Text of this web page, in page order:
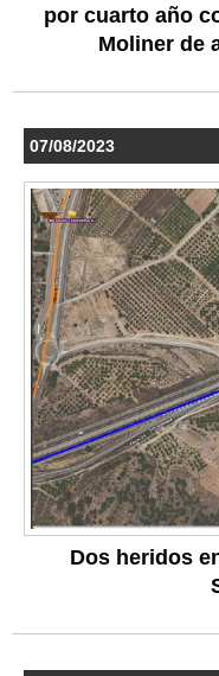
por cuarto año
Moliner de
07/08/2023
Dos heridos